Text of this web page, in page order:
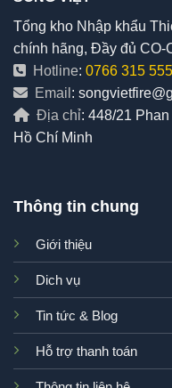
Tổng kho Nhập khẩu
chính hãng, Đầy đủ CO-
Hotline: 0766 315 555
Email :
Địa chỉ: 448/21
Hồ Chí Minh
Thông tin chung
Giới thiệu
Dich vụ
Tin tức & Blog
Hỗ trợ thanh toán